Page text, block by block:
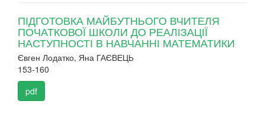
ПІДГОТОВКА МАЙБУТНЬОГО ВЧИТЕЛЯ
ПОЧАТКОВОЇ ШКОЛИ ДО РЕАЛІЗАЦІЇ
НАСТУПНОСТІ В НАВЧАННІ МАТЕМАТИКИ
Євген Лодатко, Яна ГАЄВЕЦЬ
153-160
pdf